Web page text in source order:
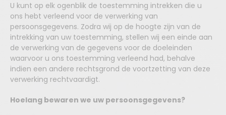
U kunt op elk ogenblik de toestemming intrekken die u
ons hebt verleend voor de verwerking van
persoonsgegevens. Zodra wij op de hoogte zijn van de
intrekking van uw toestemming, stellen wij een einde aan
de verwerking van de gegevens voor de doeleinden
waarvoor u ons toestemming verleend had, behalve
indien een andere rechtsgrond de voortzetting van deze
verwerking rechtvaardigt.
Hoelang bewaren we uw persoonsgegevens?